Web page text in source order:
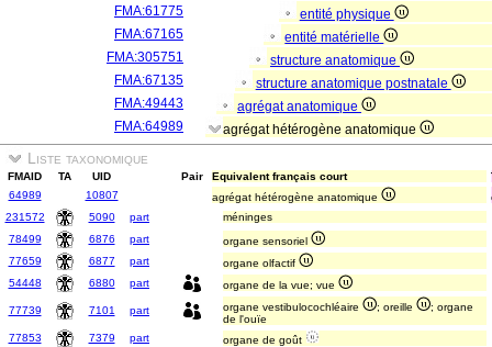
FMA:61775
entité physique
FMA:67165
entité matérielle
FMA:305751
structure anatomique
FMA:67135
structure anatomique postnatale
FMA:49443
agrégat anatomique
FMA:64989
agrégat hétérogène anatomique
Liste taxonomique
FMAID TA UID Pair Equivalent français court
64989
10807 agrégat hétérogène anatomique
231572
5090 part
méninges
78499
6876 part
organe sensoriel
77659
6877 part
organe olfactif
54448
6880 part organe de la vue; vue
77739 7101 part organe vestibulocochléaire ; oreille
; organe
de l'ouïe
77853
7379 part
organe de goût